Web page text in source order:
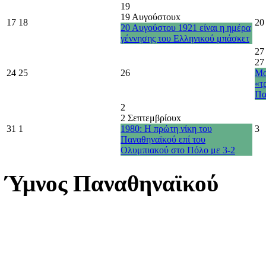
17 18
19
19 Αυγούστουx
20 Αυγούστου 1921 είναι η ημέρα
γέννησης του Ελληνικού μπάσκετ
20
24 25 26
27
31 1
2
2 Σεπτεμβρίουx
1980: Η πρώτη νίκη του
Παναθηναϊκού επί του
Ολυμπιακού στο Πόλο με 3-2
3
Ύμνος Παναθηναϊκού